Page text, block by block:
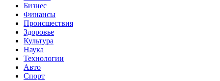
Бизнес
Финансы
Происшествия
Здоровье
Культура
Наука
Технологии
Авто
Спорт